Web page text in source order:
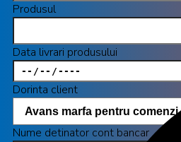
Produsul
Data livrari produsului
Dorinta client
Nume detinator cont bancar